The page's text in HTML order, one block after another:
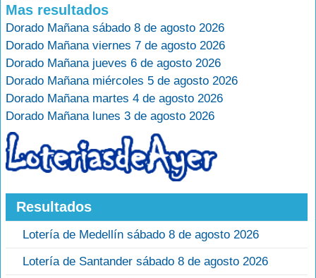
Mas resultados
Dorado Mañana sábado 8 de agosto 2026
Dorado Mañana viernes 7 de agosto 2026
Dorado Mañana jueves 6 de agosto 2026
Dorado Mañana miércoles 5 de agosto 2026
Dorado Mañana martes 4 de agosto 2026
Dorado Mañana lunes 3 de agosto 2026
Resultados
Lotería de Medellín sábado 8 de agosto 2026
Lotería de Santander sábado 8 de agosto 2026